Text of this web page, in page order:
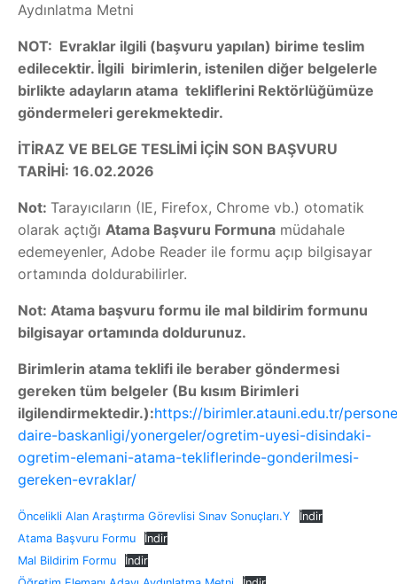
Aydınlatma Metni
NOT: Evraklar ilgili (başvuru yapılan) birime teslim
edilecektir. İlgili birimlerin, istenilen diğer belgelerle
birlikte adayların atama tekliflerini Rektörlüğümüze
göndermeleri gerekmektedir.
İTİRAZ VE BELGE TESLİMİ İÇİN SON BAŞVURU
TARİHİ: 16.02.2026
Not: Tarayıcıların (IE, Firefox, Chrome vb.) otomatik
olarak açtığı Atama Başvuru Formuna müdahale
edemeyenler, Adobe Reader ile formu açıp bilgisayar
ortamında doldurabilirler.
Not: Atama başvuru formu ile mal bildirim formunu
bilgisayar ortamında doldurunuz.
Birimlerin atama teklifi ile beraber göndermesi
gereken tüm belgeler (Bu kısım Birimleri
ilgilendirmektedir.):https://birimler.atauni.edu.tr/
daire-baskanligi/yonergeler/ogretim-uyesi-disindaki-
ogretim-elemani-atama-tekliflerinde-gonderilmesi-
gereken-evraklar/
Öncelikli Alan Araştırma Görevlisi Sınav Sonuçları.Y
İndir
Atama Başvuru Formu
İndir
Mal Bildirim Formu
İndir